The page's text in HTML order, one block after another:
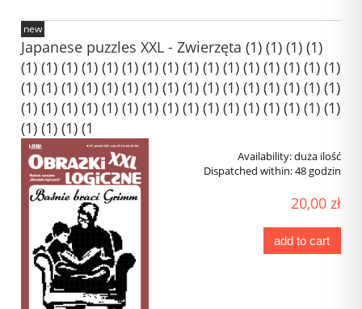
Japanese puzzles XXL - Zwierzęta (1) (1) (1) (1)
(1) (1) (1) (1) (1) (1) (1) (1) (1) (1) (1) (1) (1) (1) (1) (1)
(1) (1) (1) (1) (1) (1) (1) (1) (1) (1) (1) (1) (1) (1) (1) (1)
(1) (1) (1) (1) (1) (1) (1) (1) (1) (1) (1) (1) (1) (1) (1) (1)
(1) (1) (1) (1
Availability:duża ilość
Dispatched within:48 godzin
20,00 zł
add to cart
new